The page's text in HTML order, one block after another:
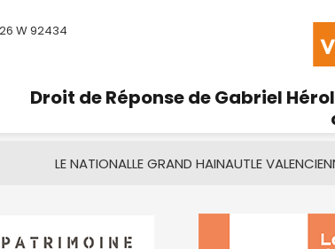
W 92434
Droit de Réponse de Gabriel
LE NATIONALLE GRAND HAINAUTLE